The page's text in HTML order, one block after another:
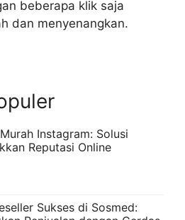
beberapa klik saja
dan menyenangkan.
Instagram: Solusi
Reputasi Online
Sukses di Sosmed: